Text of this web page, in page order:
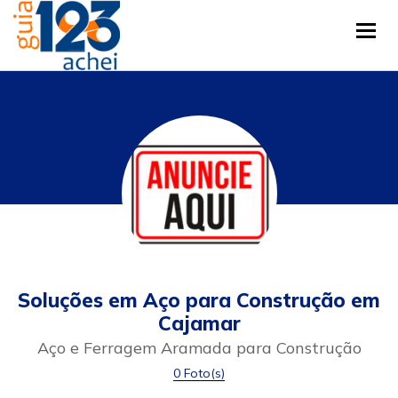
Soluções em Aço para Construção em
Cajamar
Aço e Ferragem Aramada para Construção
0 Foto(s)